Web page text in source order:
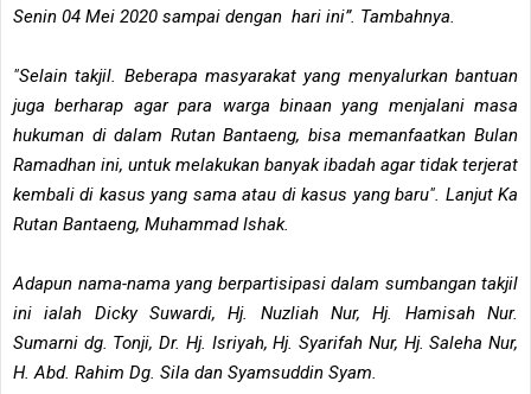
Senin 04 Mei 2020 sampai dengan hari ini”. Tambahnya.
"Selain takjil. Beberapa masyarakat yang menyalurkan bantuan
juga berharap agar para warga binaan yang menjalani masa
hukuman di dalam Rutan Bantaeng, bisa memanfaatkan Bulan
Ramadhan ini, untuk melakukan banyak ibadah agar tidak terjerat
kembali di kasus yang sama atau di kasus yang baru". Lanjut Ka
Rutan Bantaeng, Muhammad Ishak.
Adapun nama-nama yang berpartisipasi dalam sumbangan takjil
ini ialah Dicky Suwardi, Hj. Nuzliah Nur, Hj. Hamisah Nur.
Sumarni dg. Tonji, Dr. Hj. Isriyah, Hj. Syarifah Nur, Hj. Saleha Nur,
H. Abd. Rahim Dg. Sila dan Syamsuddin Syam.